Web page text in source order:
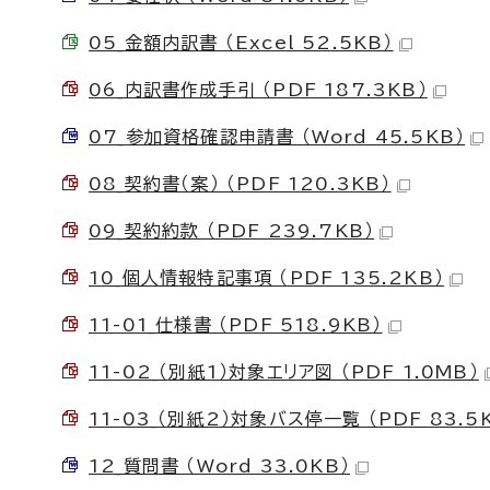
05_金額内訳書 （Excel 52.5KB）
06_内訳書作成手引 （PDF 187.3KB）
07_参加資格確認申請書 （Word 45.5KB）
08_契約書（案） （PDF 120.3KB）
09_契約約款 （PDF 239.7KB）
10_個人情報特記事項 （PDF 135.2KB）
11-01_仕様書 （PDF 518.9KB）
11-02_（別紙1）対象エリア図 （PDF 1.0MB）
11-03_（別紙2）対象バス停一覧 （PDF
12_質問書 （Word 33.0KB）